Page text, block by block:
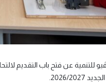
عن فتح باب التقديم
2027.